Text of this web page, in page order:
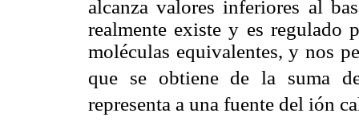
alcanza valores inferiores al
realmente existe y es regulado
moléculas equivalentes, y nos
que se obtiene de la suma
representa a una fuente del ión